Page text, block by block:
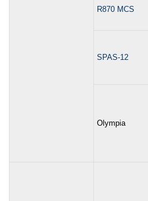
R870 MCS
SPAS-12
Olympia